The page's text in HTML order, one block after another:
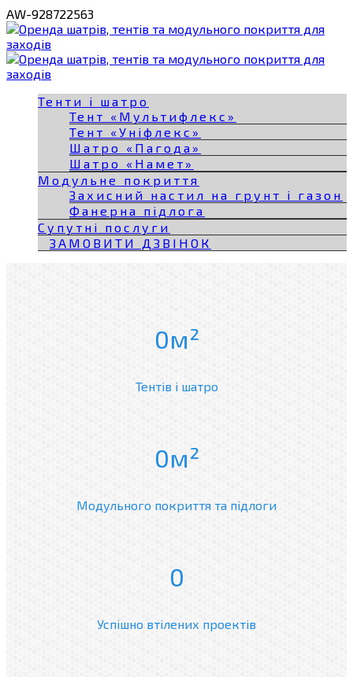
AW-928722563
Тенти і шатро
Тент «Мультифлекс»
Тент «Уніфлекс»
Шатро «Пагода»
Шатро «Намет»
Модульне покриття
Захисний настил на грунт і газон
Фанерна підлога
Супутні послуги
ЗАМОВИТИ ДЗВІНОК
0
Тентів і шатро
0
Модульного покриття та підлоги
0
Успішно втілених проектів